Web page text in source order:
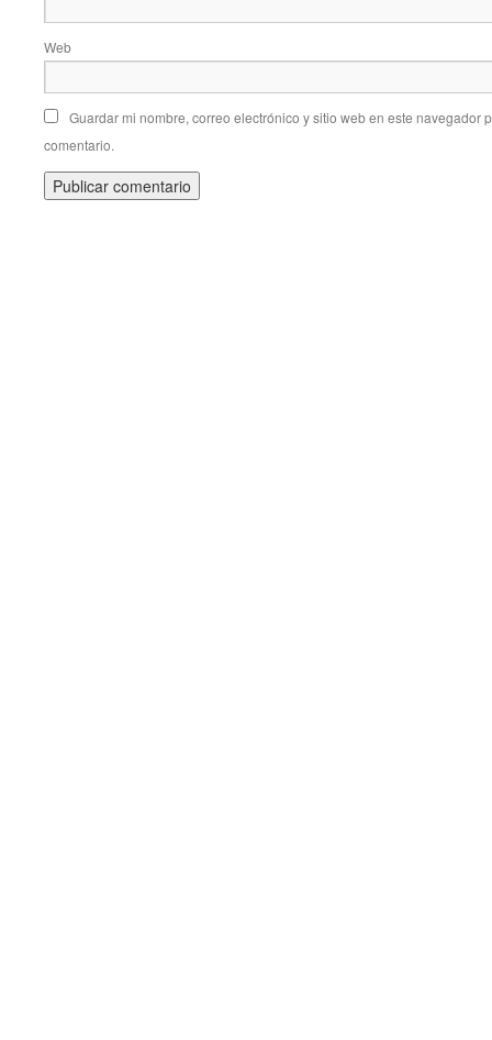
Web
Guardar mi nombre, correo electrónico y sitio web en este navegador
comentario.